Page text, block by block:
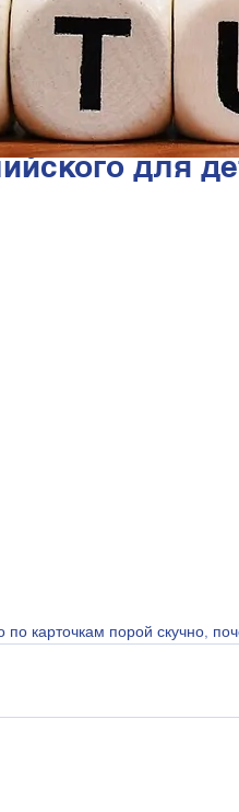
для
по карточкам порой скучно,